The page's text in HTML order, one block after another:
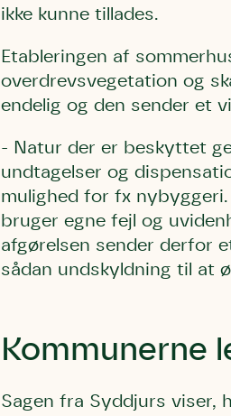
ikke kunne tillades.
Etableringen af
overdrevsvegetation og
endelig og den sender et
- Natur der er beskyttet
undtagelser og
mulighed for fx
bruger egne fejl og
afgørelsen sender derfor
sådan undskyldning til at
Kommunerne
Sagen fra Syddjurs viser,